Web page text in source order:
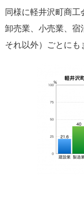
同様に軽井沢町商工
卸売業、小売業、宿
それ以外）ごとにも